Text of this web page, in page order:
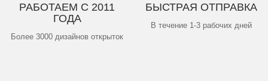
РАБОТАЕМ С 2011
ГОДА
Более 3000 дизайнов открыток
БЫСТРАЯ ОТПРАВКА
В течение 1-3 рабочих дней